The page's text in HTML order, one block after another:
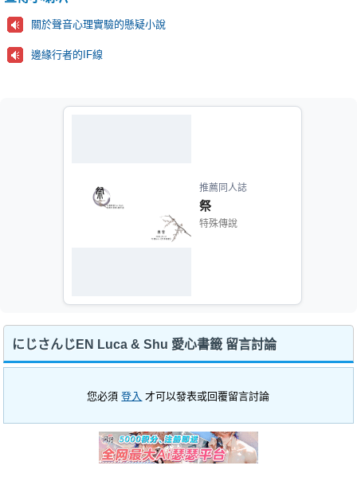
關於聲音心理實驗的懸疑小說
邊緣行者的IF線
推薦同人誌
祭
特殊傳說
にじさんじEN Luca & Shu 愛心書籤 留言討論
您必須登入 才可以發表或回覆留言討論